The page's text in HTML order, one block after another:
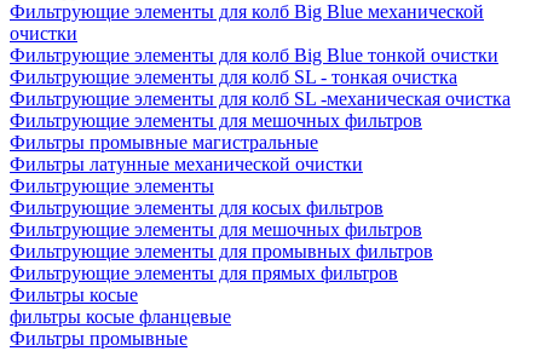
Фильтрующие элементы для колб Big Blue механической
очистки
Фильтрующие элементы для колб Big Blue тонкой очистки
Фильтрующие элементы для колб SL - тонкая очистка
Фильтрующие элементы для колб SL -механическая очистка
Фильтрующие элементы для мешочных фильтров
Фильтры промывные магистральные
Фильтры латунные механической очистки
Фильтрующие элементы
Фильтрующие элементы для косых фильтров
Фильтрующие элементы для мешочных фильтров
Фильтрующие элементы для промывных фильтров
Фильтрующие элементы для прямых фильтров
Фильтры косые
фильтры косые фланцевые
Фильтры промывные